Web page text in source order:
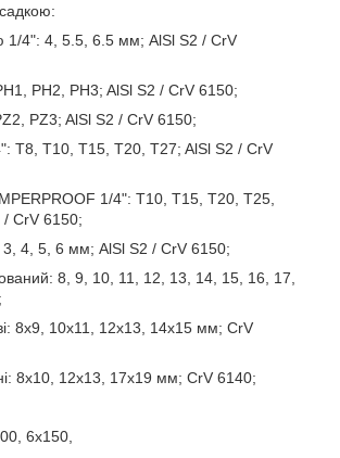
1/4": 4, 5.5, 6.5 мм; AlSl S2 / CrV
PH2, PH3; AlSl S2 / CrV 6150;
PZ3; AlSl S2 / CrV 6150;
T8, T10, T15, T20, T27; AlSl S2 / CrV
1/4": T10, T15, T20, T25,
/ CrV 6150;
3, 4, 5, 6 мм; AlSl S2 / CrV 6150;
8, 9, 10, 11, 12, 13, 14, 15, 16, 17,
8x9, 10x11, 12x13, 14x15 мм; CrV
8x10, 12x13, 17x19 мм; CrV 6140;
6x150,